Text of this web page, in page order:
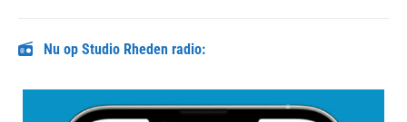
Nu op Studio Rheden radio: